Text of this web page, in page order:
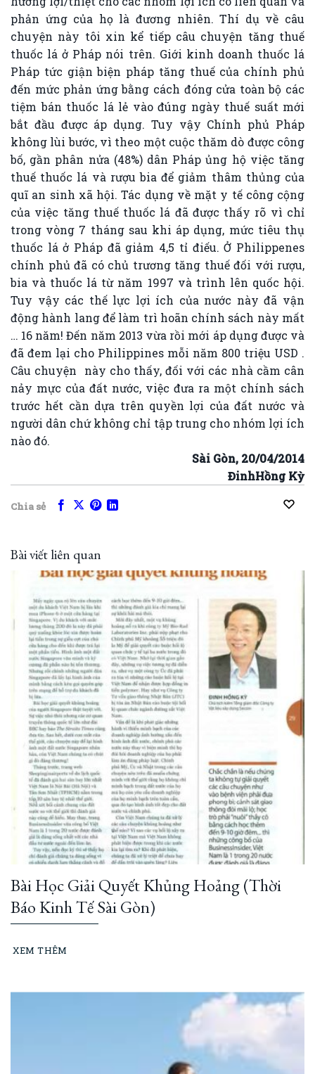
phản ứng của họ là đương nhiên. Thí dụ về câu
chuyện này tôi xin kể tiếp câu chuyện tăng thuế
thuốc lá ở Pháp nói trên. Giới kinh doanh thuốc lá
Pháp tức giận biện pháp tăng thuế của chính phủ
đến mức phản ứng bằng cách đóng cửa toàn bộ các
tiệm bán thuốc lá lẻ vào đúng ngày thuế suất mới
bắt đầu được áp dụng. Tuy vậy Chính phủ Pháp
không lùi bước, vì theo một cuộc thăm dò được công
bố, gần phân nửa (48%) dân Pháp ủng hộ việc tăng
thuế thuốc lá và rượu bia để giảm thâm thủng của
quĩ an sinh xã hội. Tác dụng về mặt y tế công cộng
của việc tăng thuế thuốc lá đã được thấy rõ vì chỉ
trong vòng 7 tháng sau khi áp dụng, mức tiêu thụ
thuốc lá ở Pháp đã giảm 4,5 tỉ điếu. Ở Philippenes
chính phủ đã có chủ trương tăng thuế đối với rượu,
bia và thuốc lá từ năm 1997 và trình lên quốc hội.
Tuy vậy các thế lực lợi ích của nước này đã vận
động hành lang để làm trì hoãn chính sách này mất
… 16 năm! Đến năm 2013 vừa rồi mới áp dụng được và
đã đem lại cho Philippines mỗi năm 800 triệu USD .
Câu chuyện này cho thấy, đối với các nhà cầm cân
nảy mực của đất nước, việc đưa ra một chính sách
trước hết cần dựa trên quyền lợi của đất nước và
người dân chứ không chỉ tập trung cho nhóm lợi ích
nào đó.
Sài Gòn, 20/04/2014
ĐinhHồng Kỳ
Chia sẻ
Bài viết liên quan
Bài Học Giải Quyết Khủng Hoảng (Thời
Báo Kinh Tế Sài Gòn)
XEM THÊM